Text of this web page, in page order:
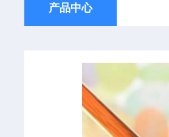
产品中心